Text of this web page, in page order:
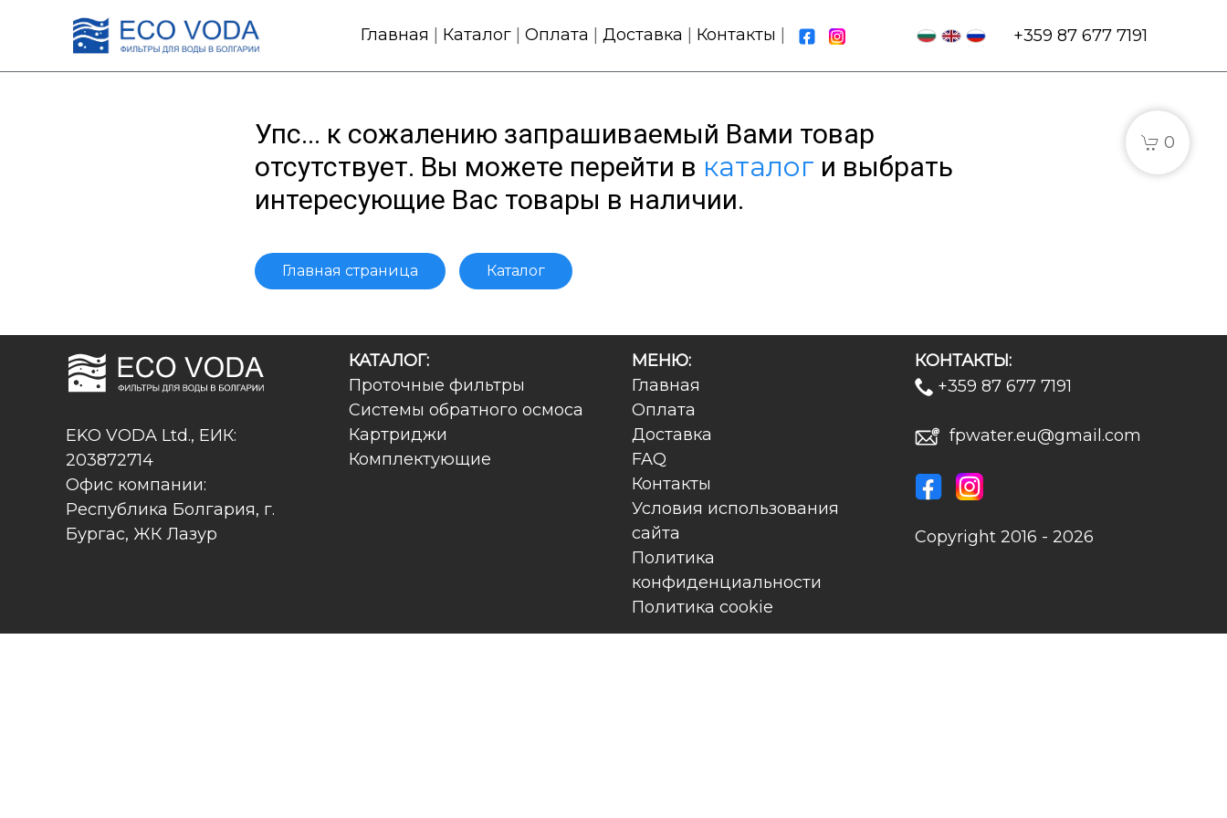
Главная Каталог Оплата Доставка Контакты +359 87 677 7191
0
Упс... к сожалению запрашиваемый Вами товар
отсутствует. Вы можете перейти в каталог и выбрать
интересующие Вас товары в наличии.
Главная страница Каталог
EKO VODA Ltd., ЕИК:
203872714
Офис компании:
Республика Болгария, г.
Бургас, ЖК Лазур
КАТАЛОГ:
Проточные фильтры
Системы обратного осмоса
Картриджи
Комплектующие
МЕНЮ:
Главная
Оплата
Доставка
FAQ
Контакты
Условия использования
сайта
Политика
конфиденциальности
Политика cookie
КОНТАКТЫ:
+359 87 677 7191
fpwater.eu@gmail.com
Copyright 2016 - 2026